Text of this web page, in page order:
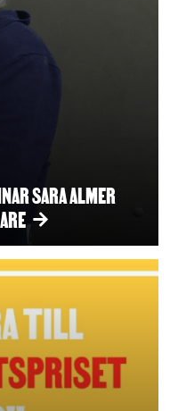
SARA ALMER